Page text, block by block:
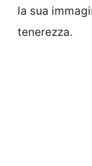
la sua
tenerezza.